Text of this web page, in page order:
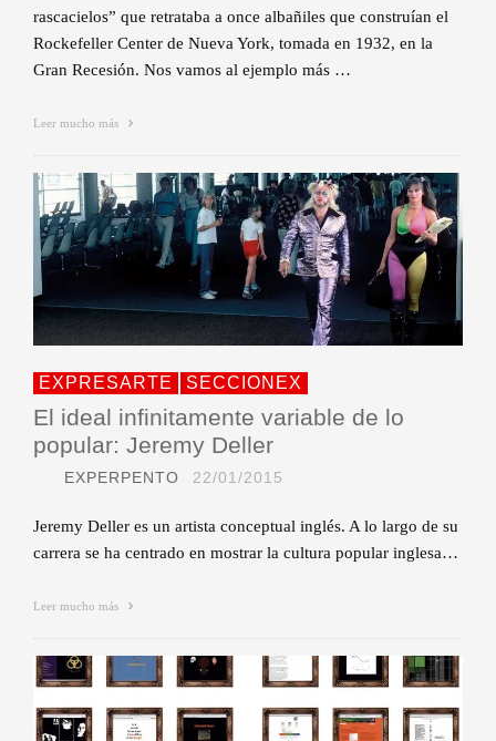
rascacielos” que retrataba a once albañiles que construían el
Rockefeller Center de Nueva York, tomada en 1932, en la
Gran Recesión. Nos vamos al ejemplo más …
Leer mucho más
EXPRESARTE SECCIONEX
El ideal infinitamente variable de lo
popular: Jeremy Deller
EXPERPENTO 22/01/2015
Jeremy Deller es un artista conceptual inglés. A lo largo de su
carrera se ha centrado en mostrar la cultura popular inglesa…
Leer mucho más